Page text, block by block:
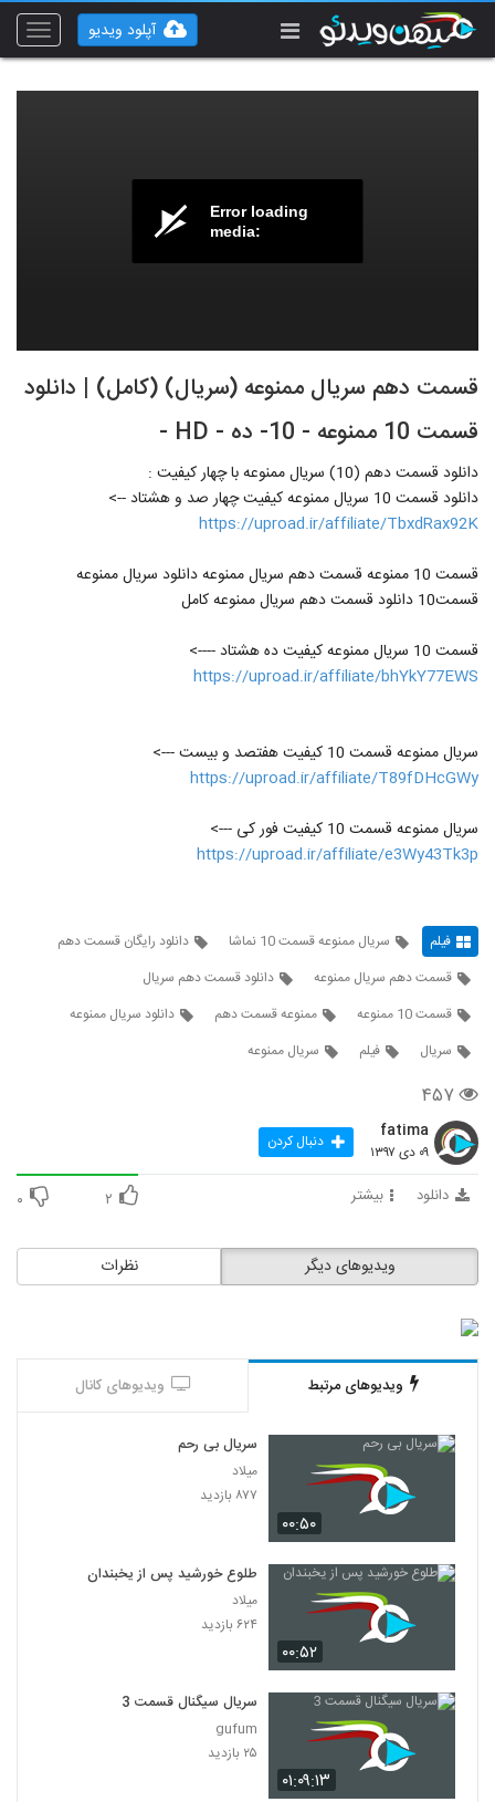
Toggle
آپلود ویدیو
Error loading
media:
قسمت دهم سریال ممنوعه (سریال) (کامل) | دانلود
قسمت 10 ممنوعه - 10- ده - HD -
دانلود قسمت دهم (10) سریال ممنوعه با چهار کیفیت :
دانلود قسمت 10 سریال ممنوعه کیفیت چهار صد و هشتاد -->
https://uproad.ir/affiliate/TbxdRax92K
قسمت 10 ممنوعه قسمت دهم سریال ممنوعه دانلود سریال ممنوعه
قسمت10 دانلود قسمت دهم سریال ممنوعه کامل
قسمت 10 سریال ممنوعه کیفیت ده هشتاد ---->
https://uproad.ir/affiliate/bhYkY77EWS
سریال ممنوعه قسمت 10 کیفیت هفتصد و بیست --->
https://uproad.ir/affiliate/T89fDHcGWy
سریال ممنوعه قسمت 10 کیفیت فور کی --->
https://uproad.ir/affiliate/e3Wy43Tk3p
فیلم سریال ممنوعه قسمت 10 نماشا
دانلود رایگان قسمت دهم
قسمت دهم سریال ممنوعه
دانلود قسمت دهم سریال
قسمت 10 ممنوعه
ممنوعه قسمت دهم
دانلود سریال ممنوعه
سریال
فیلم سریال ممنوعه
۴۵۷
fatima
۰۹ دی ۱۳۹۷ دنبال کردن
دانلود بیشتر ۲ ۰
نظرات ویدیوهای دیگر
ویدیوهای مرتبط ویدیوهای کانال
۰۰:۵۰
سریال بی رحم
میلاد
۸۷۷ بازدید
۰۰:۵۲
طلوع خورشید پس از یخبندان
میلاد
۶۲۴ بازدید
۰۱:۰۹:۱۳
سریال سیگنال قسمت 3
gufum
۲۵ بازدید